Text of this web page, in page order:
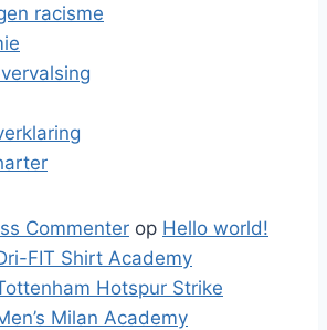
racisme
Commenter op Hello world!
FIT Shirt Academy
Hotspur Strike
Milan Academy